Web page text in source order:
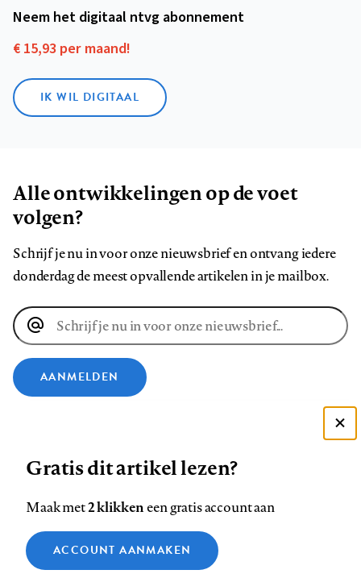
Neem het digitaal ntvg abonnement
€ 15,93 per maand!
IK WIL DIGITAAL
Alle ontwikkelingen op de voet
volgen?
Schrijf je nu in voor onze nieuwsbrief en ontvang iedere
donderdag de meest opvallende artikelen in je mailbox.
E-
mailadres
AANMELDEN
ons
op
Facebook
ons
op
LinkedIn
ons
op
Bluesky
ons
op
Instagram
ons
op
YouTube
ons
Footer
Contact Colofon Disclaimer Privacy
Medische vragen verdienen
Gratis dit artikel lezen?
Maak met2 klikkeneen gratis account aan
ACCOUNT AANMAKEN
Zie onze cookie policy
Analytische cookies